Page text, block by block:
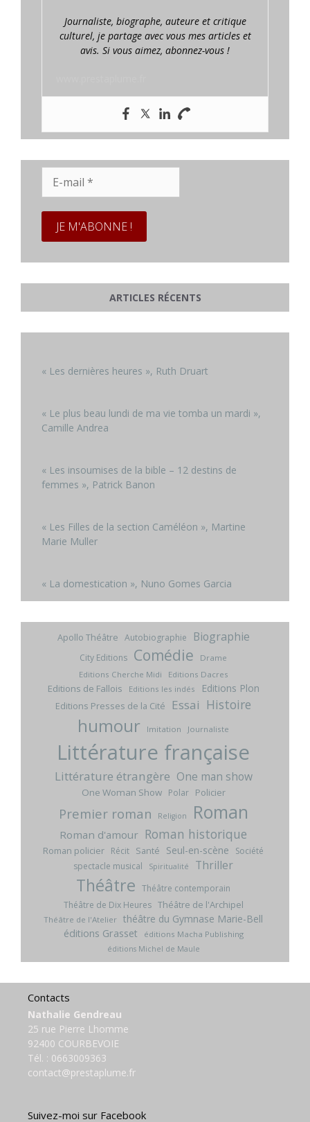
Journaliste, biographe, auteure et critique
culturel, je partage avec vous mes articles et
avis. Si vous aimez, abonnez-vous !
mail
ARTICLES RÉCENTS
« Les dernières heures », Ruth Druart
« Le plus beau lundi de ma vie tomba un mardi »,
Camille Andrea
« Les insoumises de la bible – 12 destins de
femmes », Patrick Banon
« Les Filles de la section Caméléon », Martine
Marie Muller
« La domestication », Nuno Gomes Garcia
Apollo Théâtre Autobiographie Biographie
City Editions Comédie
Drame
Editions Cherche Midi
Editions Dacres
Editions de Fallois Editions les indés Editions Plon
Editions Presses de la Cité Essai Histoire
humour Imitation Journaliste
Littérature française
Littérature étrangère One man show
One Woman Show Polar Policier
Premier roman Religion Roman
Roman d'amour Roman historique
Roman policier Récit Santé Seul-en-scène
Société
spectacle musical
Spiritualité Thriller
Théâtre Théâtre contemporain
Théâtre de Dix Heures Théâtre de l'Archipel
Théâtre de l'Atelier théâtre du Gymnase Marie-Bell
éditions Grasset
éditions Macha Publishing
éditions Michel de Maule
Contacts
Nathalie Gendreau
25 rue Pierre Lhomme
92400 COURBEVOIE
Tél. : 0663009363
contact@prestaplume.fr
Suivez-moi sur Facebook